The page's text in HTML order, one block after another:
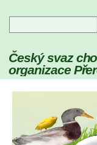
Český svaz
organizace